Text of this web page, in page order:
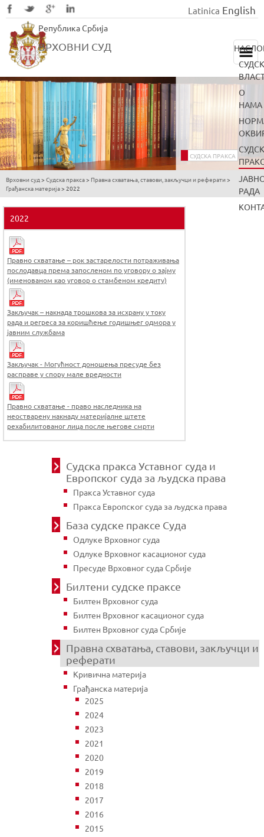
to
main
Република Србија
ВРХОВНИ СУД
Latinica English
О
НАМА
РАДА
СУДСКА ПРАКСА
You
here
Врховни суд > Судска пракса> Правна схватања, ставови, закључци и реферати >
Грађанска материја> 2022
2022
Правно схватање – рок застарелости потраживања
послодавца према запосленом по уговору о зајму
(именованом као уговор о стамбеном кредиту)
Закључак – накнада трошкова за исхрану у току
рада и регреса за коришћење годишњег одмора у
јавним службама
Закључак - Могућност доношења пресуде без
расправе у спору мале вредности
Правно схватање - право наследника на
неостварену накнаду материјалне штете
рехабилитованог лица после његове смрти
Судска пракса Уставног суда и
Европског суда за људска права
Пракса Уставног суда
Пракса Европског суда за људска права
База судске праксе Суда
Одлуке Врховног суда
Одлуке Врховног касационог суда
Пресуде Врховног суда Србије
Билтени судске праксе
Билтен Врховног суда
Билтен Врховног касационог суда
Билтен Врховног суда Србије
Правна схватања, ставови, закључци и
реферати
Кривична материја
Грађанска материја
2025
2024
2023
2021
2020
2019
2018
2017
2016
2015